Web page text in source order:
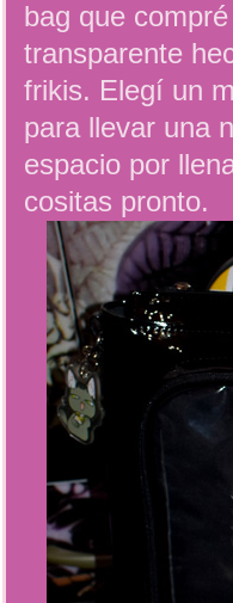
bag que
transparente
frikis. Elegí un
para llevar una
espacio por
cositas pronto.